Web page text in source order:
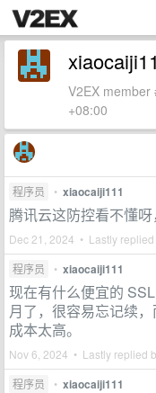
V2EX
+08:00
程序员 • xiaocaiji111
腾讯云这防控看不懂呀
Dec 21, 2024 • Lastly
程序员 • xiaocaiji111
现在有什么便宜的
月了，很容易忘记续，
成本太高。
Nov 6, 2024 • Lastly replied
程序员 • xiaocaiji111